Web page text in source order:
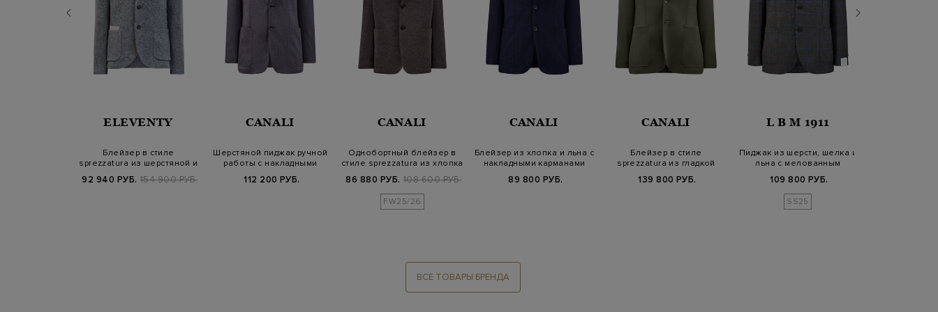
ELEVENTY
Блейзер в стиле
sprezzatura из шерстяной и
92 940 РУБ. 154 900 РУБ.
CANALI
Шерстяной пиджак ручной
работы с накладными
112 200 РУБ.
CANALI
Однобортный блейзер в
стиле sprezzatura из хлопка
86 880 РУБ. 108 600 РУБ.
FW25/26
CANALI
Блейзер из хлопка и льна с
накладными карманами
89 800 РУБ.
CANALI
Блейзер в стиле
sprezzatura из гладкой
139 800 РУБ.
L B M 1911
Пиджак из шерсти, шелка и
льна с мелованным
109 800 РУБ.
SS25
ВСЕ ТОВАРЫ БРЕНДА